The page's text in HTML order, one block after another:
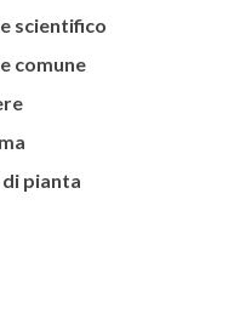
scientifico
comune
pianta